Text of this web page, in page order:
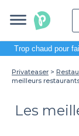
Trop chaud pour
Privateaser
meilleurs
Les